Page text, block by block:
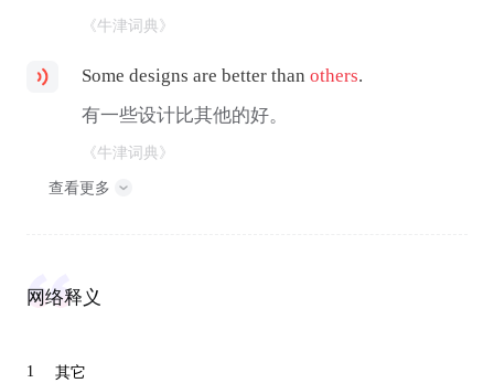
《牛津词典》
Some designs are better thanothers.
有一些设计比其他的好。
《牛津词典》
查看更多
网络释义
1 其它